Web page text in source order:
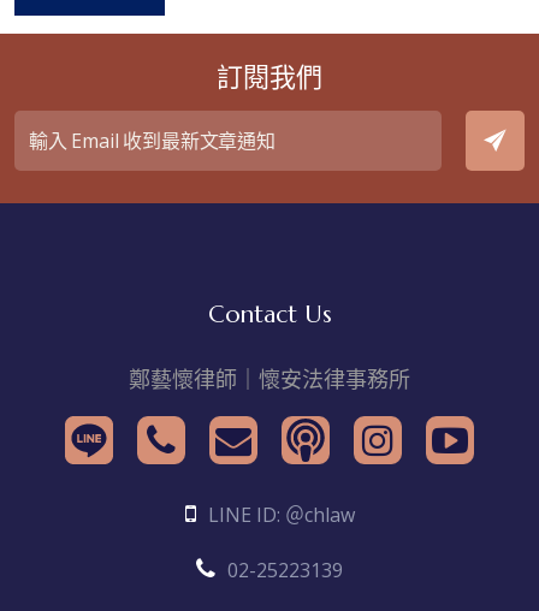
訂閱我們
Contact Us
鄭藝懷律師｜懷安法律事務所
LINE ID: ＠chlaw
02-25223139